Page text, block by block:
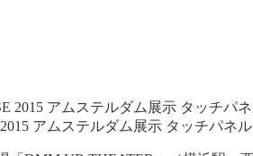
アムステルダム展示 タッチパネル